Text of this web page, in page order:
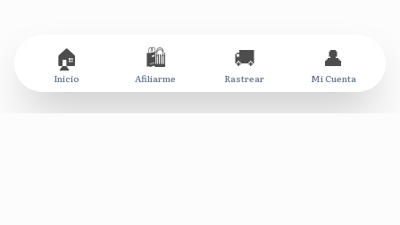
🏠
Inicio
🛍️
Afiliarme
🚚
Rastrear
👤
Mi Cuenta